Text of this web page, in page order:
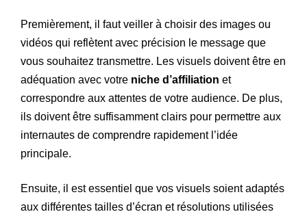
Premièrement, il faut veiller à choisir des images ou
vidéos qui reflètent avec précision le message que
vous souhaitez transmettre. Les visuels doivent être en
adéquation avec votre niche d’affiliation et
correspondre aux attentes de votre audience. De plus,
ils doivent être suffisamment clairs pour permettre aux
internautes de comprendre rapidement l’idée
principale.
Ensuite, il est essentiel que vos visuels soient adaptés
aux différentes tailles d’écran et résolutions utilisées